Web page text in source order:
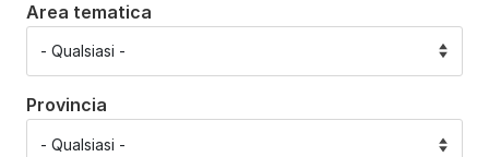
Area tematica
Provincia